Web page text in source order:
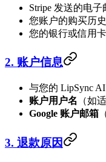
Stripe 发送的电
您账户的购买历
您的银行或信用
2. 账户信息
与您的 LipSync
账户用户名
（如
Google 账户邮箱
3. 退款原因